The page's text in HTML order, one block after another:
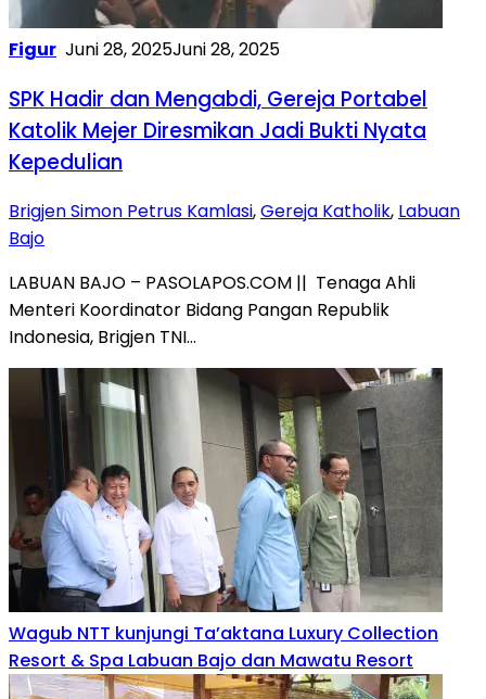
Figur Juni 28, 2025Juni 28, 2025
SPK Hadir dan Mengabdi, Gereja Portabel
Katolik Mejer Diresmikan Jadi Bukti Nyata
Kepedulian
Brigjen Simon Petrus Kamlasi,Gereja Katholik, Labuan
Bajo
LABUAN BAJO – PASOLAPOS.COM || Tenaga Ahli
Menteri Koordinator Bidang Pangan Republik
Indonesia, Brigjen TNI…
Wagub NTT kunjungi Ta’aktana Luxury Collection
Resort & Spa Labuan Bajo dan Mawatu Resort